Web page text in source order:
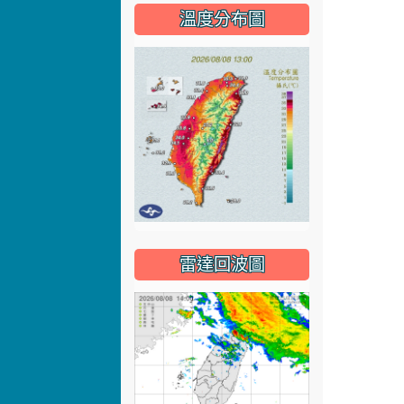
溫度分布圖
雷達回波圖